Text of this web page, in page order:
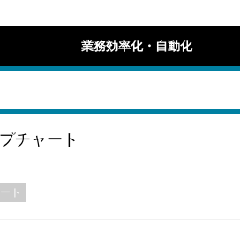
業務効率化・自動化
チャート
ト